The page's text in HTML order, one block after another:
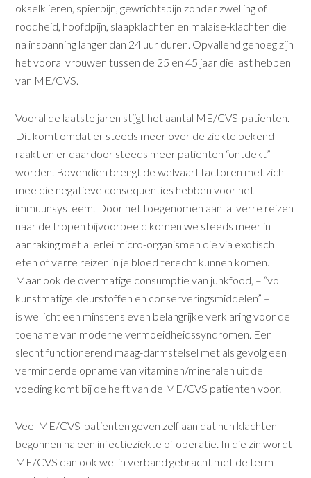
okselklieren, spierpijn, gewrichtspijn zonder zwelling of
roodheid, hoofdpijn, slaapklachten en malaise-klachten die
na inspanning langer dan 24 uur duren. Opvallend genoeg zijn
het vooral vrouwen tussen de 25 en 45 jaar die last hebben
van ME/CVS.
Vooral de laatste jaren stijgt het aantal ME/CVS-patienten.
Dit komt omdat er steeds meer over de ziekte bekend
raakt en er daardoor steeds meer patienten “ontdekt”
worden. Bovendien brengt de welvaart factoren met zich
mee die negatieve consequenties hebben voor het
immuunsysteem. Door het toegenomen aantal verre reizen
naar de tropen bijvoorbeeld komen we steeds meer in
aanraking met allerlei micro-organismen die via exotisch
eten of verre reizen in je bloed terecht kunnen komen.
Maar ook de overmatige consumptie van junkfood, – “vol
kunstmatige kleurstoffen en conserveringsmiddelen” –
is wellicht een minstens even belangrijke verklaring voor de
toename van moderne vermoeidheidssyndromen. Een
slecht functionerend maag-darmstelsel met als gevolg een
ver­minderde opname van vitaminen/mineralen uit de
voeding komt bij de helft van de ME/CVS patienten voor.
Veel ME/CVS-patienten geven zelf aan dat hun klachten
begonnen na een infectieziekte of operatie. In die zin wordt
ME/CVS dan ook wel in verband gebracht met de term